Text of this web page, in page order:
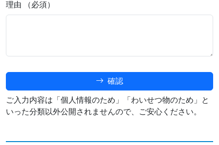
理由 （必須）
確認
ご入力内容は「個人情報のため」「わいせつ物のため」と
いった分類以外公開されませんので、ご安心ください。